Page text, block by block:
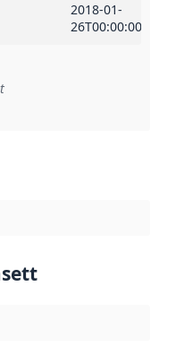
2018-01-
26T00:00:00Z
implementasjonsregel